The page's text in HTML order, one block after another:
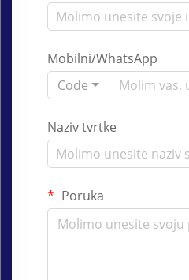
Mobilni/WhatsApp
Code
Naziv tvrtke
Poruka